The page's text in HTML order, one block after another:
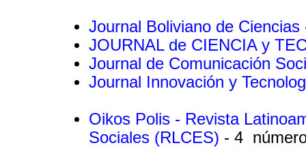
Journal Boliviano de Ciencias
JOURNAL de CIENCIA y
Journal de Comunicación
Journal Innovación y
Oikos Polis - Revista
Sociales (RLCES) - 4